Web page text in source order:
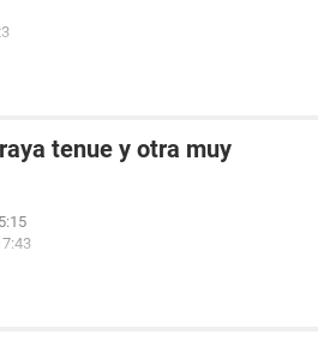
tenue y otra muy